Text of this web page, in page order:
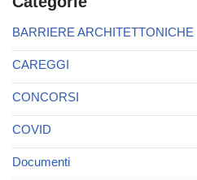
BARRIERE ARCHITETTONICHE
CAREGGI
CONCORSI
COVID
Documenti